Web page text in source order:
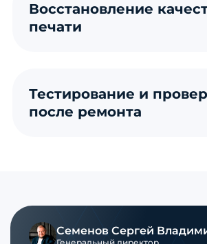
Восстановление
печати
Тестирование и
после ремонта
Семенов Сергей